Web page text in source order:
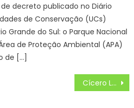
decreto publicado no Diário
de Conservação (UCs)
Grande do Sul: o Parque Nacional
de Proteção Ambiental (APA)
de […]
Cícero Lucena anuncia resultado do Prêmio ‘Escola e CMEI Nota 10’ para profissionais da Educação, que será pago nesta quarta-feira